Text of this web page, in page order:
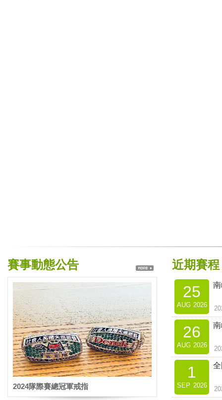
賽事動態公告
2024隊際賽總冠軍戒指
近期賽程
2026
AUG
25
2026
AUG
26
2026
SEP
1